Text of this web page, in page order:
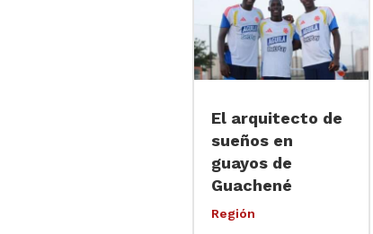
El arquitecto de
sueños en
guayos de
Guachené
Región